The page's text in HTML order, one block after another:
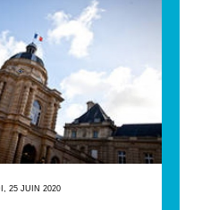
25 JUIN 2020